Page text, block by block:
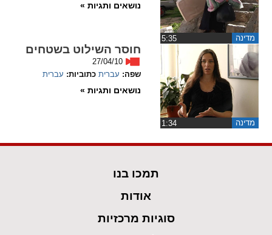
format_underlined
קו תחתי לקישורים
cached
איפוס
flag
השארת
משוב
מדינה
נושאים ותגיות »
מדינה
חוסר השילוט בשטחים
27/04/10
שפה: עברית כתוביות: עברית
נושאים ותגיות »
תמכו בנו
אודות
סוגיות מרכזיות